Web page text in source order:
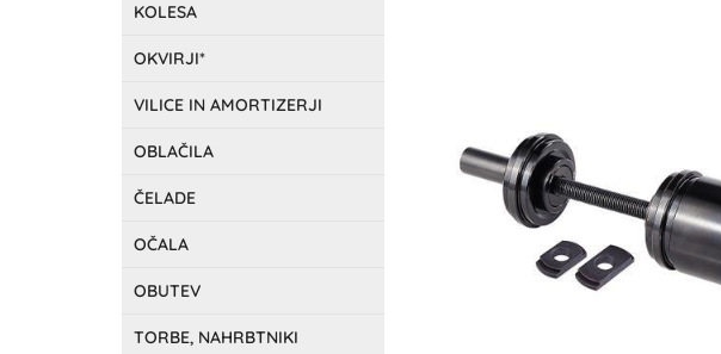
KOLESA
OKVIRJI*
VILICE IN AMORTIZERJI
OBLAČILA
ČELADE
OČALA
OBUTEV
TORBE, NAHRBTNIKI